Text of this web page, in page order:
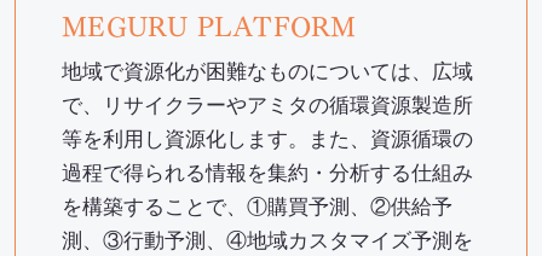
MEGURU PLATFORM
地域で資源化が困難なものについては、広域
で、リサイクラーやアミタの循環資源製造所
等を利用し資源化します。また、資源循環の
過程で得られる情報を集約・分析する仕組み
を構築することで、①購買予測、②供給予
測、③行動予測、④地域カスタマイズ予測を